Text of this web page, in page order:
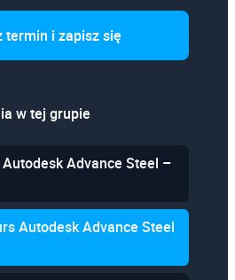
termin i zapisz się
w tej grupie
Advance Steel –
Autodesk Advance Steel